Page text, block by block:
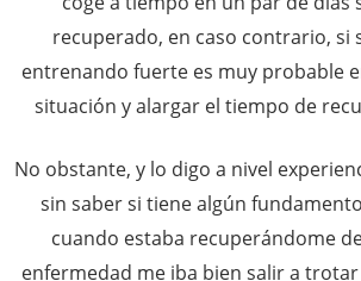
recuperado, en caso contrario, si
entrenando fuerte es muy probable
situación y alargar el tiempo de
No obstante, y lo digo a nivel
sin saber si tiene algún
cuando estaba recuperándome
enfermedad me iba bien salir a